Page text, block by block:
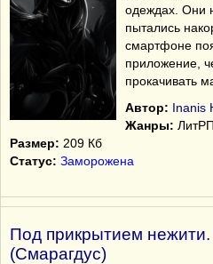
одеждах. Они
пытались
смартфоне
приложение,
прокачивать
Автор: Inanis
Жанры:
Размер: 209 Кб
Статус: Заморожена
Под прикрытием
(Смарагдус)